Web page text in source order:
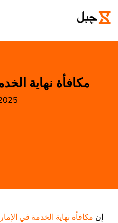
مكافأة نهاية
إن مكافأة نهاية الخدمة في